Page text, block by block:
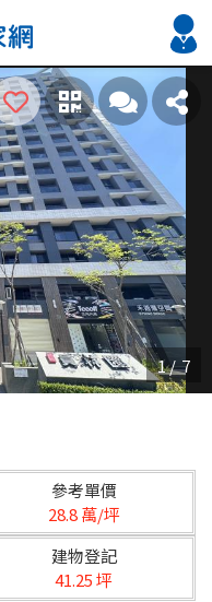
搜尋
降價好屋限量釋出
降價好屋限量釋出
參考單價
28.8 萬/坪
建物登記
41.25 坪